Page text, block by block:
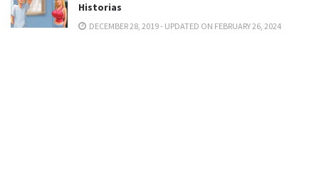
Historias
DECEMBER 28, 2019 - UPDATED ON FEBRUARY 26, 2024